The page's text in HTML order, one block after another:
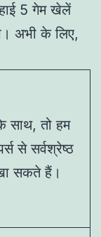
5 गेम खेलें
अभी के लिए,
साथ, तो हम
से सर्वश्रेष्ठ
सकते हैं।